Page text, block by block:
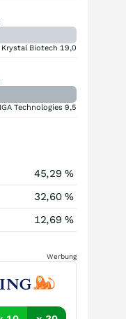
Krystal Biotech 19,0
Technologies 9,5
45,29 %
32,60 %
12,69 %
Werbung